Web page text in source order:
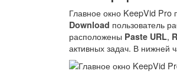
Главное окно KeepVid Pro
Download пользователь
расположены Paste URL,
активных задач. В нижней